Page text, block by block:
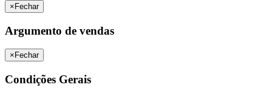
× Fechar
Argumento de vendas
× Fechar
Condições Gerais